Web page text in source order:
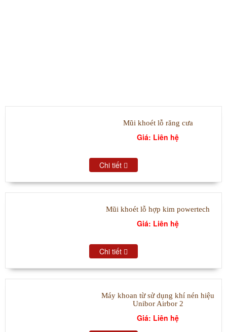
Mũi khoét lỗ răng cưa
Giá: Liên hệ
Chi tiết
Mũi khoét lỗ hợp kim powertech
Giá: Liên hệ
Chi tiết
Máy khoan từ sử dụng khí nén hiệu
Unibor Airbor 2
Giá: Liên hệ